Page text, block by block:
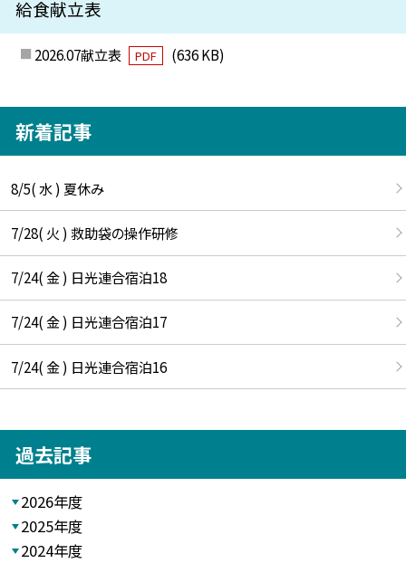
給食献立表
2026.07献立表 PDF (636 KB)
新着記事
8/5( 水 ) 夏休み
7/28( 火 ) 救助袋の操作研修
7/24( 金 ) 日光連合宿泊18
7/24( 金 ) 日光連合宿泊17
7/24( 金 ) 日光連合宿泊16
過去記事
2026年度
2025年度
2024年度